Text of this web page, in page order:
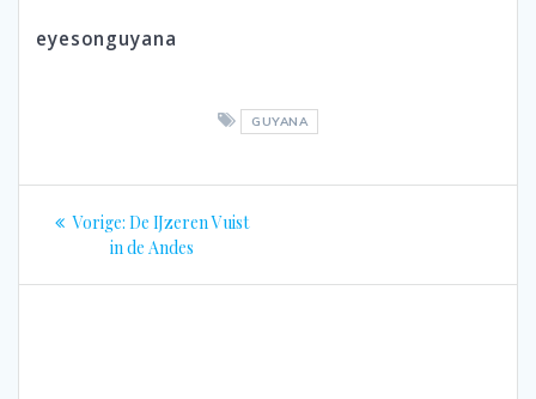
eyesonguyana
GUYANA
Bericht
navigatie
Vorige: Vorig
bericht:
De IJzeren Vuist
in de Andes